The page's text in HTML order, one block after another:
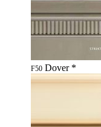
F50 Dover *